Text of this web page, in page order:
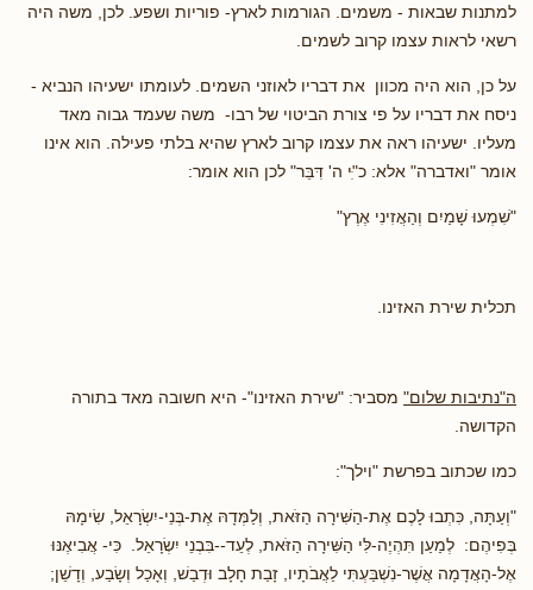
למתנות שבאות - משמים. הגורמות לארץ- פוריות ושפע. לכן, משה היה
רשאי לראות עצמו קרוב לשמים.
על כן, הוא היה מכוון את דבריו לאוזני השמים. לעומתו ישעיהו הנביא -
ניסח את דבריו על פי צורת הביטוי של רבו- משה שעמד גבוה מאד
מעליו. ישעיהו ראה את עצמו קרוב לארץ שהיא בלתי פעילה. הוא אינו
אומר "ואדברה" אלא: כ"ִּי ה' דִּבֵּר" לכן הוא אומר:
"שִׁמְעוּ שָׁמַיִם וְהַאֲזִינִי אֶרֶץ"
תכלית שירת האזינו.
ה"נתיבות שלום" מסביר: "שירת האזינו"- היא חשובה מאד בתורה
הקדושה.
כמו שכתוב בפרשת "וילך":
"וְעַתָּה, כִּתְבוּ לָכֶם אֶת-הַשִּׁירָה הַזֹּאת, וְלַמְּדָהּ אֶת-בְּנֵי-יִשְׂרָאֵל, שִׂימָהּ
בְּפִיהֶם: לְמַעַן תִּהְיֶה-לִּי הַשִּׁירָה הַזֹּאת, לְעֵד--בִּבְנֵי יִשְׂרָאֵל. כִּי- אֲבִיאֶנּוּ
אֶל-הָאֲדָמָה אֲשֶׁר-נִשְׁבַּעְתִּי לַאֲבֹתָיו, זָבַת חָלָב וּדְבַשׁ, וְאָכַל וְשָׂבַע, וְדָשֵׁן;